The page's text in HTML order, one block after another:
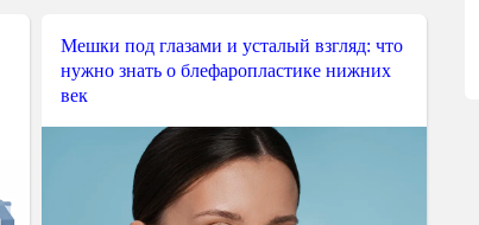
Мешки под глазами и усталый взгляд: что
нужно знать о блефаропластике нижних
век